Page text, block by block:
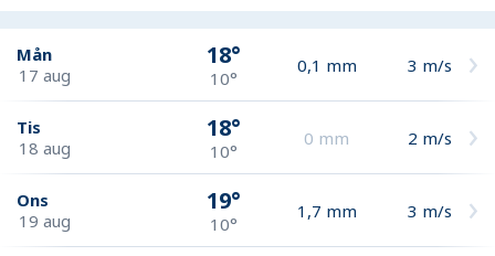
Mån
17 aug
18°
10°
0,1 mm 3 m/s
Tis
18 aug
18°
10°
0 mm 2 m/s
Ons
19 aug
19°
10°
1,7 mm 3 m/s